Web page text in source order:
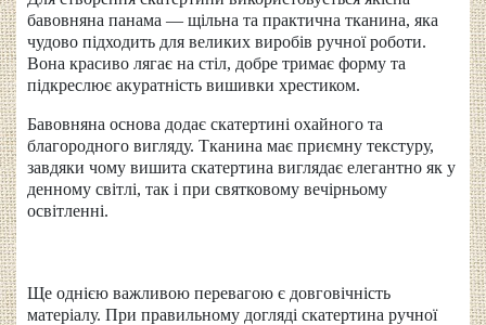
бавовняна панама — щільна та практична тканина, яка
чудово підходить для великих виробів ручної роботи.
Вона красиво лягає на стіл, добре тримає форму та
підкреслює акуратність вишивки хрестиком.
Бавовняна основа додає скатертині охайного та
благородного вигляду. Тканина має приємну текстуру,
завдяки чому вишита скатертина виглядає елегантно як у
денному світлі, так і при святковому вечірньому
освітленні.
Ще однією важливою перевагою є довговічність
матеріалу. При правильному догляді скатертина ручної